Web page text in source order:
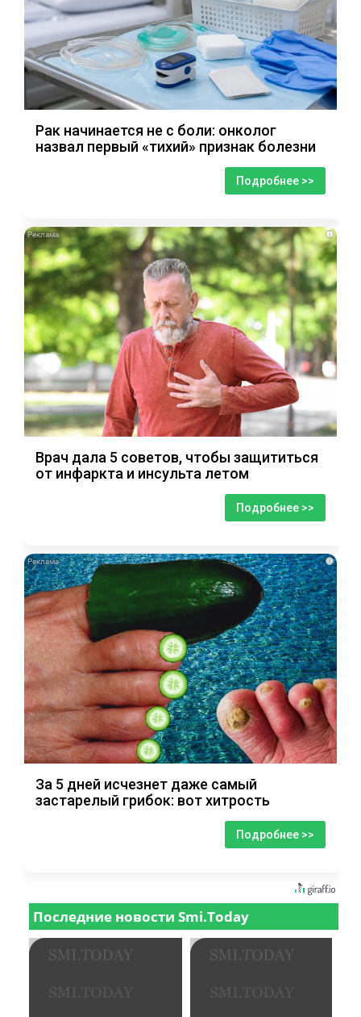
Рак начинается не с боли: онколог
назвал первый «тихий» признак болезни
Подробнее >>
i
Врач дала 5 советов, чтобы защититься
от инфаркта и инсульта летом
Подробнее >>
i
За 5 дней исчезнет даже самый
застарелый грибок: вот хитрость
Подробнее >>